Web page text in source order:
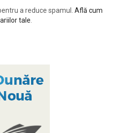
a reduce spamul. Află cum
tale